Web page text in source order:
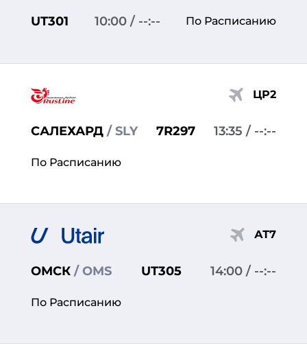
UT301 10:00 / --:-- По Расписанию
7R297
САЛЕХАРД / SLY 13:35 / --:--
ЦР2
По Расписанию
UT305
ОМСК / OMS 14:00 / --:--
АТ7
По Расписанию